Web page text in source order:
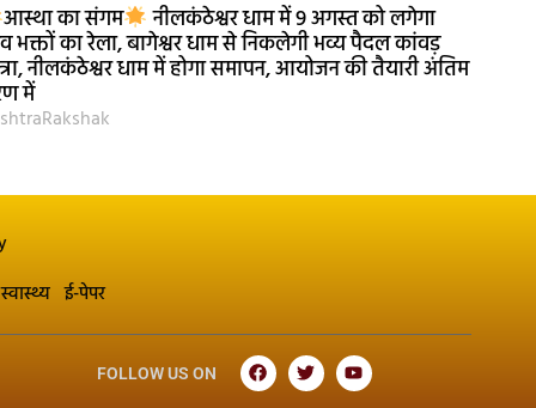
आस्था का संगम नीलकंठेश्वर धाम में 9 अगस्त को लगेगा
भक्तों का रेला, बागेश्वर धाम से निकलेगी भव्य पैदल कांवड़
नीलकंठेश्वर धाम में होगा समापन, आयोजन की तैयारी अंतिम
में
स्वास्थ्य ई-पेपर
FOLLOW US ON